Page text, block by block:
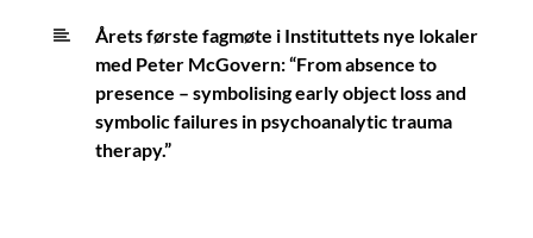
Årets første fagmøte i Instituttets nye lokaler
med Peter McGovern: “From absence to
presence – symbolising early object loss and
symbolic failures in psychoanalytic trauma
therapy.”